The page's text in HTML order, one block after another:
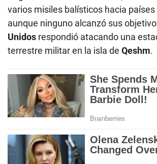
varios misiles balísticos hacia países
aunque ninguno alcanzó sus
Unidos respondió atacando una
terrestre militar en la isla de Qeshm.